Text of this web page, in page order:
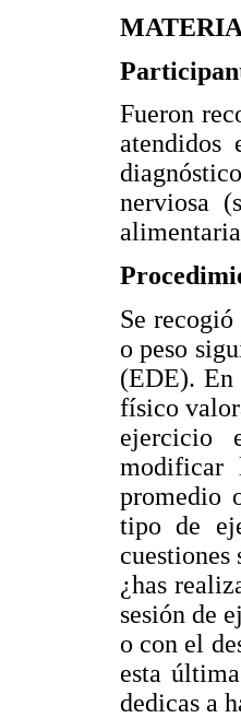
Fueron
atendidos
nerviosa
Se
o peso
(EDE). En
físico
ejercicio
modificar
promedio
tipo de
cuestiones
¿has
sesión de
o con el
esta
dedicas a